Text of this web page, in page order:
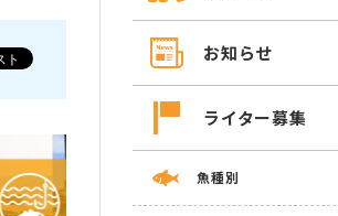
お知らせ
ライター募集
魚種別